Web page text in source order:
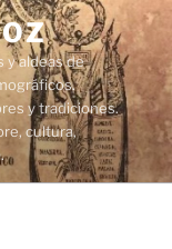
y aldeas de
y tradiciones.
cultura,